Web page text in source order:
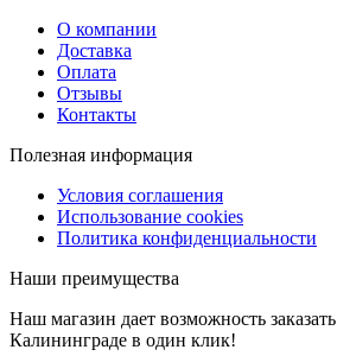
О компании
Доставка
Оплата
Отзывы
Контакты
Полезная информация
Условия соглашения
Использование cookies
Политика конфиденциальности
Наши преимущества
Наш магазин дает возможность заказать
Калининграде в один клик!